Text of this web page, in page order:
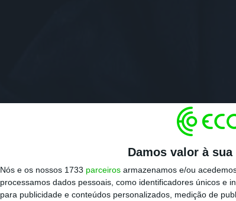
Damos valor à
Nós e os nossos 1733 parceiros armazenamos e/ou
processamos dados pessoais, como identificadores únicos e
para publicidade e conteúdos personalizados, medição de